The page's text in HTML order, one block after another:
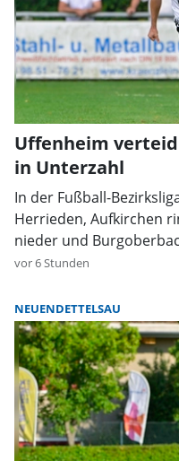
Uffenheim
in Unterzahl
In der Fußball-
Herrieden, Aufkirchen
nieder und
vor 6 Stunden
NEUENDETTELSAU